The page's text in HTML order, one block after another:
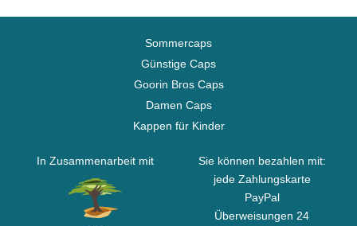
Sommercaps
Günstige Caps
Goorin Bros Caps
Damen Caps
Kappen für Kinder
In Zusammenarbeit mit
Sie können bezahlen mit:
jede Zahlungskarte
PayPal
Überweisungen 24